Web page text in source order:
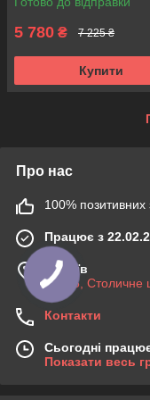
5 780 ₴ 7 225 ₴
Купити
Про нас
100% позитивних
Працює з
м. Київ
03045, Столичне
Контакти
Сьогодні
Показати весь